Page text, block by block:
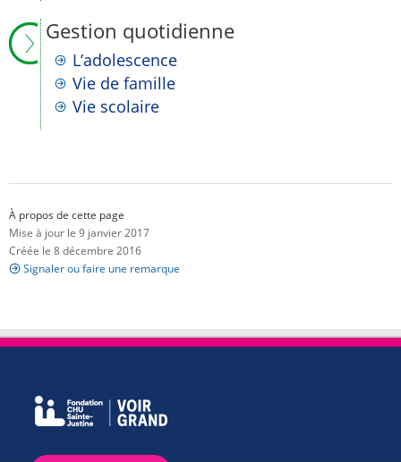
Gestion quotidienne
L’adolescence
Vie de famille
Vie scolaire
À propos de cette page
Mise à jour le 9 janvier 2017
Créée le 8 décembre 2016
Signaler ou faire une remarque